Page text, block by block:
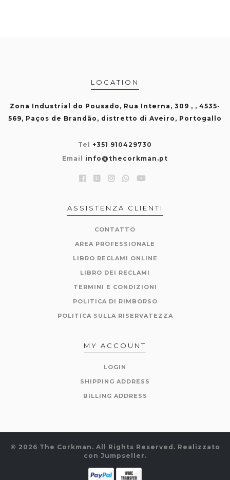
LOCATION
Zona Industrial do Pousado, Rua Interna, 309 , , 4535-
569, Paços de Brandão, distretto di Aveiro, Portogallo
Tel +351 910429730
Email info@thecorkman.pt
ASSISTENZA CLIENTI
CONTATTO
AREA PROFESSIONALE
LIBRO RECLAMI ONLINE
LIBRO DEI RECLAMI
TERMINI E CONDIZIONI
POLITICA DI RIMBORSO
POLITICA SULLA RISERVATEZZA
MY ACCOUNT
LOGIN
SHIPPING ADDRESS
BILLING ADDRESS
© 2026 The Corkman. All Rights Reserved. Realizzato
con Jumpseller .